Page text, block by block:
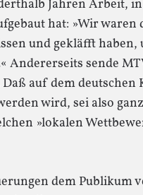
Jahren Arbeit,
hat: »Wir waren
und gekläfft
Andererseits sende
auf dem deutschen
wird, sei also
»lokalen
dem Publikum